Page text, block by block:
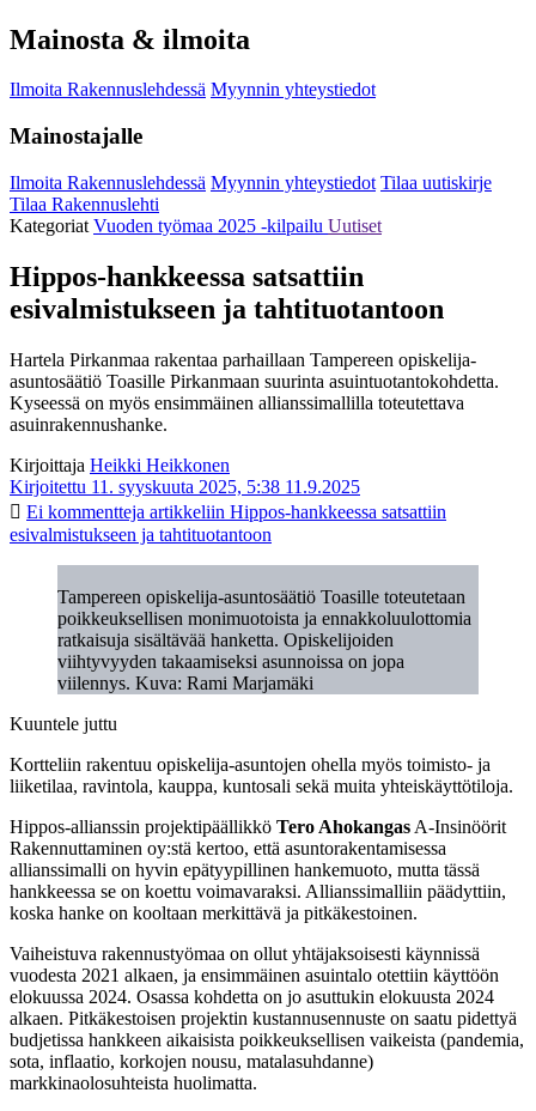
Mainosta & ilmoita
Ilmoita Rakennuslehdessä Myynnin yhteystiedot
Mainostajalle
Ilmoita Rakennuslehdessä Myynnin yhteystiedot Tilaa uutiskirje
Tilaa Rakennuslehti
Kategoriat Vuoden työmaa 2025 -kilpailu Uutiset
Hippos-hankkeessa satsattiin
esivalmistukseen ja tahtituotantoon
Hartela Pirkanmaa rakentaa parhaillaan Tampereen opiskelija-
asuntosäätiö Toasille Pirkanmaan suurinta asuintuotantokohdetta.
Kyseessä on myös ensimmäinen allianssimallilla toteutettava
asuinrakennushanke.
Kirjoittaja Heikki Heikkonen
Kirjoitettu 11. syyskuuta 2025, 5:38 11.9.2025
Ei kommentteja artikkeliin Hippos-hankkeessa satsattiin
esivalmistukseen ja tahtituotantoon
Tampereen opiskelija-asuntosäätiö Toasille toteutetaan
poikkeuksellisen monimuotoista ja ennakkoluulottomia
ratkaisuja sisältävää hanketta. Opiskelijoiden
viihtyvyyden takaamiseksi asunnoissa on jopa
viilennys. Kuva: Rami Marjamäki
Kuuntele juttu
Kortteliin rakentuu opiskelija-asuntojen ohella myös toimisto- ja
liiketilaa, ravintola, kauppa, kuntosali sekä muita yhteiskäyttötiloja.
Hippos-allianssin projektipäällikkö Tero Ahokangas A-Insinöörit
Rakennuttaminen oy:stä kertoo, että asuntorakentamisessa
allianssimalli on hyvin epätyypillinen hankemuoto, mutta tässä
hankkeessa se on koettu voimavaraksi. Allianssimalliin päädyttiin,
koska hanke on kooltaan merkittävä ja pitkäkestoinen.
Vaiheistuva rakennustyömaa on ollut yhtäjaksoisesti käynnissä
vuodesta 2021 alkaen, ja ensimmäinen asuintalo otettiin käyttöön
elokuussa 2024. Osassa kohdetta on jo asuttukin elokuusta 2024
alkaen. Pitkäkestoisen projektin kustannusennuste on saatu pidettyä
budjetissa hankkeen aikaisista poikkeuksellisen vaikeista (pandemia,
sota, inflaatio, korkojen nousu, matalasuhdanne)
markkinaolosuhteista huolimatta.